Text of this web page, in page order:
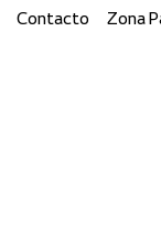
Contacto Zona